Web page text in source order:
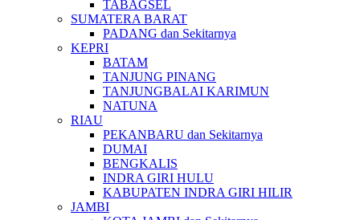
TABAGSEL
SUMATERA BARAT
PADANG dan Sekitarnya
KEPRI
BATAM
TANJUNG PINANG
TANJUNGBALAI KARIMUN
NATUNA
RIAU
PEKANBARU dan Sekitarnya
DUMAI
BENGKALIS
INDRA GIRI HULU
KABUPATEN INDRA GIRI HILIR
JAMBI